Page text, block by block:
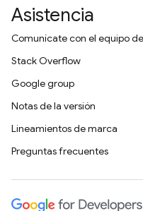
Asistencia
Comunícate con el equipo
Stack Overflow
Google group
Notas de la versión
Lineamientos de marca
Preguntas frecuentes